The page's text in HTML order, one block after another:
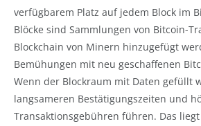
verfügbarem Platz auf jedem Block im
Blöcke sind Sammlungen von Bitcoin-
Blockchain von Minern hinzugefügt
Bemühungen mit neu geschaffenen
Wenn der Blockraum mit Daten gefüllt
langsameren Bestätigungszeiten und
Transaktionsgebühren führen. Das